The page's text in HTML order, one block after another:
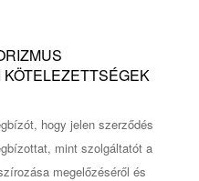
hogy jelen szerződés
mint szolgáltatót a
megelőzéséről és